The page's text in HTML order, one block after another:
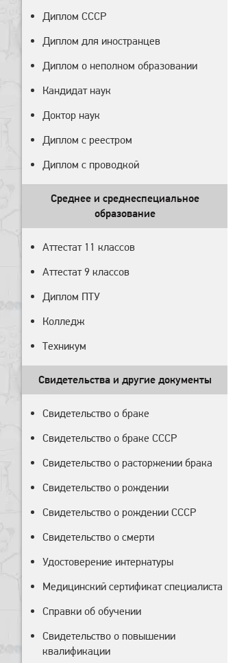
Диплом СССР
Диплом для иностранцев
Диплом о неполном образовании
Кандидат наук
Доктор наук
Диплом с реестром
Диплом с проводкой
Среднее и среднеспециальное
образование
Аттестат 11 классов
Аттестат 9 классов
Диплом ПТУ
Колледж
Техникум
Свидетельства и другие документы
Свидетельство о браке
Свидетельство о браке СССР
Свидетельство о расторжении брака
Свидетельство о рождении
Свидетельство о рождении СССР
Свидетельство о смерти
Удостоверение интернатуры
Медицинский сертификат специалиста
Справки об обучении
Свидетельство о повышении
квалификации